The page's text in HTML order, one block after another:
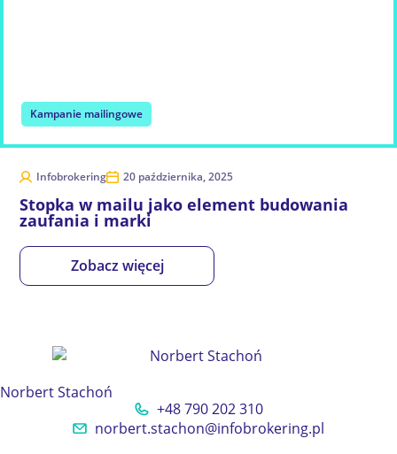
Kampanie mailingowe
Infobrokering 20 października, 2025
Stopka w mailu jako element budowania
zaufania i marki
Zobacz więcej
Norbert Stachoń
+48 790 202 310
norbert.stachon@infobrokering.pl